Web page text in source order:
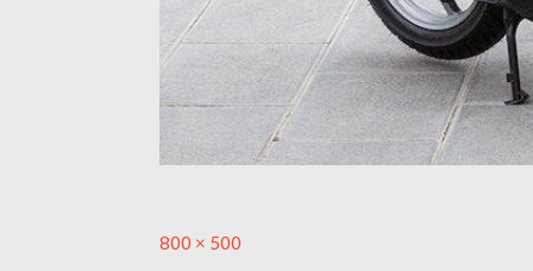
Full
800 × 500